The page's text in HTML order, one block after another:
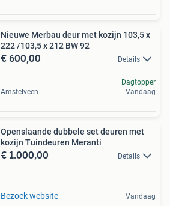
Nieuwe Merbau deur met kozijn 103,5 x
222 /103,5 x 212 BW 92
€ 600,00 Details
Amstelveen
Dagtopper
Vandaag
Openslaande dubbele set deuren met
kozijn Tuindeuren Meranti
€ 1.000,00 Details
Bezoek website Vandaag